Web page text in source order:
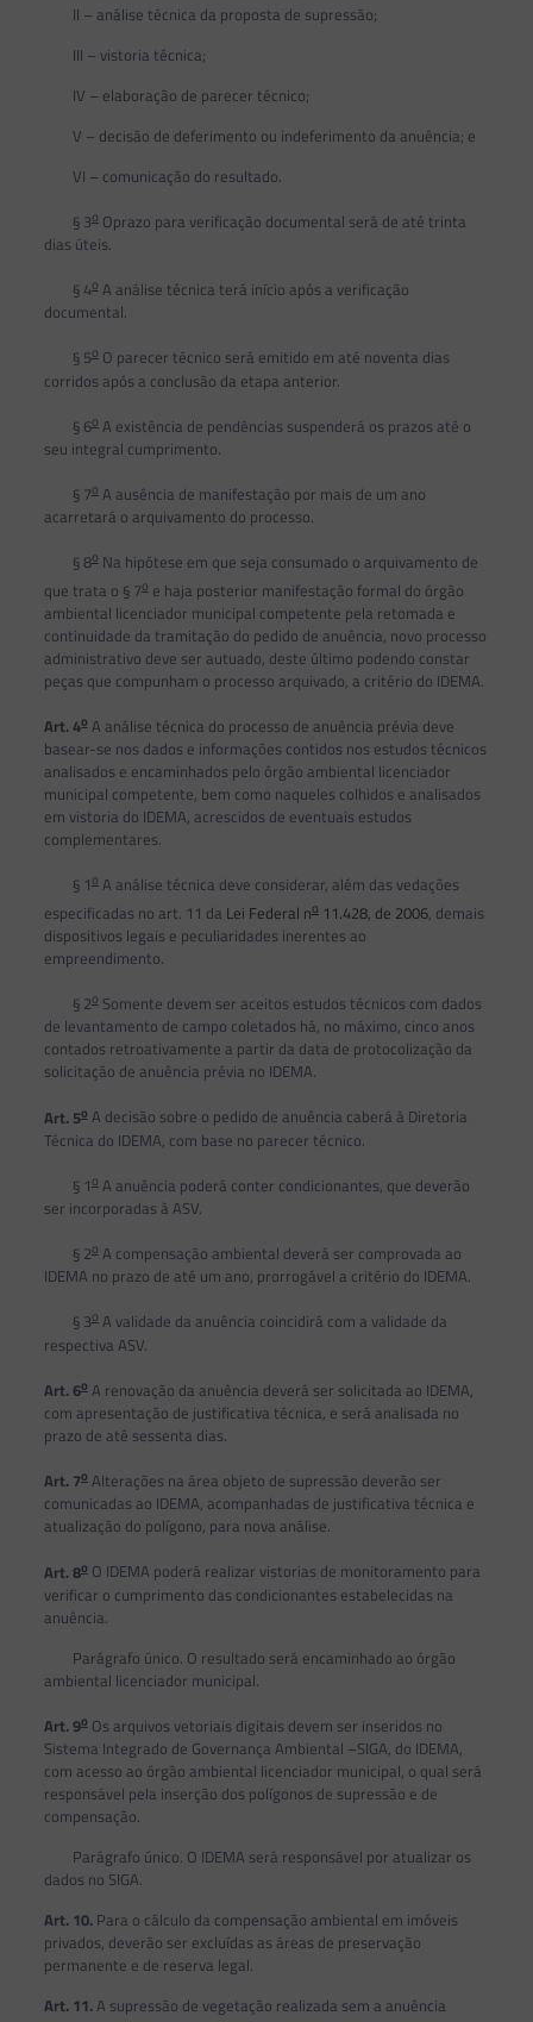
II – análise técnica da proposta de supressão;
III – vistoria técnica;
IV – elaboração de parecer técnico;
V – decisão de deferimento ou indeferimento da anuência; e
VI – comunicação do resultado.
§ 3oOprazo para verificação documental será de até trinta
dias úteis.
§ 4oA análise técnica terá início após a verificação
documental.
§ 5oO parecer técnico será emitido em até noventa dias
corridos após a conclusão da etapa anterior.
§ 6oA existência de pendências suspenderá os prazos até o
seu integral cumprimento.
§ 7oA ausência de manifestação por mais de um ano
acarretará o arquivamento do processo.
§ 8oNa hipótese em que seja consumado o arquivamento de
que trata o § 7oe haja posterior manifestação formal do órgão
ambiental licenciador municipal competente pela retomada e
continuidade da tramitação do pedido de anuência, novo processo
administrativo deve ser autuado, deste último podendo constar
peças que compunham o processo arquivado, a critério do IDEMA.
Art. 4oA análise técnica do processo de anuência prévia deve
basear-se nos dados e informações contidos nos estudos técnicos
analisados e encaminhados pelo órgão ambiental licenciador
municipal competente, bem como naqueles colhidos e analisados
em vistoria do IDEMA, acrescidos de eventuais estudos
complementares.
§ 1oA análise técnica deve considerar, além das vedações
especificadas no art. 11 da Lei Federal no11.428, de 2006, demais
dispositivos legais e peculiaridades inerentes ao
empreendimento.
§ 2oSomente devem ser aceitos estudos técnicos com dados
de levantamento de campo coletados há, no máximo, cinco anos
contados retroativamente a partir da data de protocolização da
solicitação de anuência prévia no IDEMA.
Art. 5oA decisão sobre o pedido de anuência caberá à Diretoria
Técnica do IDEMA, com base no parecer técnico.
§ 1oA anuência poderá conter condicionantes, que deverão
ser incorporadas à ASV.
§ 2oA compensação ambiental deverá ser comprovada ao
IDEMA no prazo de até um ano, prorrogável a critério do IDEMA.
§ 3oA validade da anuência coincidirá com a validade da
respectiva ASV.
Art. 6oA renovação da anuência deverá ser solicitada ao IDEMA,
com apresentação de justificativa técnica, e será analisada no
prazo de até sessenta dias.
Art. 7oAlterações na área objeto de supressão deverão ser
comunicadas ao IDEMA, acompanhadas de justificativa técnica e
atualização do polígono, para nova análise.
Art. 8oO IDEMA poderá realizar vistorias de monitoramento para
verificar o cumprimento das condicionantes estabelecidas na
anuência.
Parágrafo único. O resultado será encaminhado ao órgão
ambiental licenciador municipal.
Art. 9oOs arquivos vetoriais digitais devem ser inseridos no
Sistema Integrado de Governança Ambiental –SIGA, do IDEMA,
com acesso ao órgão ambiental licenciador municipal, o qual será
responsável pela inserção dos polígonos de supressão e de
compensação.
Parágrafo único. O IDEMA será responsável por atualizar os
dados no SIGA.
Art. 10.Para o cálculo da compensação ambiental em imóveis
privados, deverão ser excluídas as áreas de preservação
permanente e de reserva legal.
Art. 11.A supressão de vegetação realizada sem a anuência